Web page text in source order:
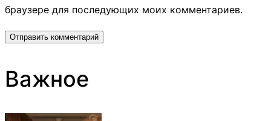
браузере для последующих моих комментариев.
Важное